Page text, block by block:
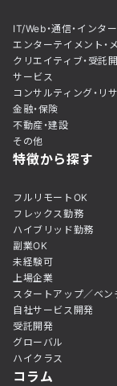
IT/Web・通信・インタ
エンターテイメント・
クリエイティブ・受託
サービス
コンサルティング・リ
金融・保険
不動産・建設
その他
特徴から探す
フルリモートOK
フレックス勤務
ハイブリッド勤務
副業OK
未経験可
上場企業
スタートアップ／ベン
自社サービス開発
受託開発
グローバル
ハイクラス
コラム